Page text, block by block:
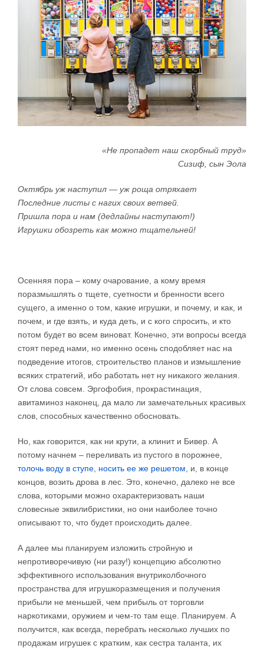
«Не пропадет наш скорбный труд»
Сизиф, сын Эола
Октябрь уж наступил — уж роща отряхает
Последние листы с нагих своих ветвей.
Пришла пора и нам (дедлайны наступают!)
Игрушки обозреть как можно тщательней!
Осенняя пора – кому очарование, а кому время
поразмышлять о тщете, суетности и бренности всего
сущего, а именно о том, какие игрушки, и почему, и как, и
почем, и где взять, и куда деть, и с кого спросить, и кто
потом будет во всем виноват. Конечно, эти вопросы всегда
стоят перед нами, но именно осень сподобляет нас на
подведение итогов, строительство планов и измышление
всяких стратегий, ибо работать нет ну никакого желания.
От слова совсем. Эргофобия, прокрастинация,
авитаминоз наконец, да мало ли замечательных красивых
слов, способных качественно обосновать.
Но, как говорится, как ни крути, а клинит и Бивер. А
потому начнем – переливать из пустого в порожнее,
толочь воду в ступе носить ее же решетом , и, в конце
концов, возить дрова в лес. Это, конечно, далеко не все
слова, которыми можно охарактеризовать наши
словесные эквилибристики, но они наиболее точно
описывают то, что будет происходить далее.
А далее мы планируем изложить стройную и
непротиворечивую (ни разу!) концепцию абсолютно
эффективного использования внутриколбочного
пространства для игрушкоразмещения и получения
прибыли не меньшей, чем прибыль от торговли
наркотиками, оружием и чем-то там еще. Планируем. А
получится, как всегда, перебрать несколько лучших по
продажам игрушек с кратким, как сестра таланта, их